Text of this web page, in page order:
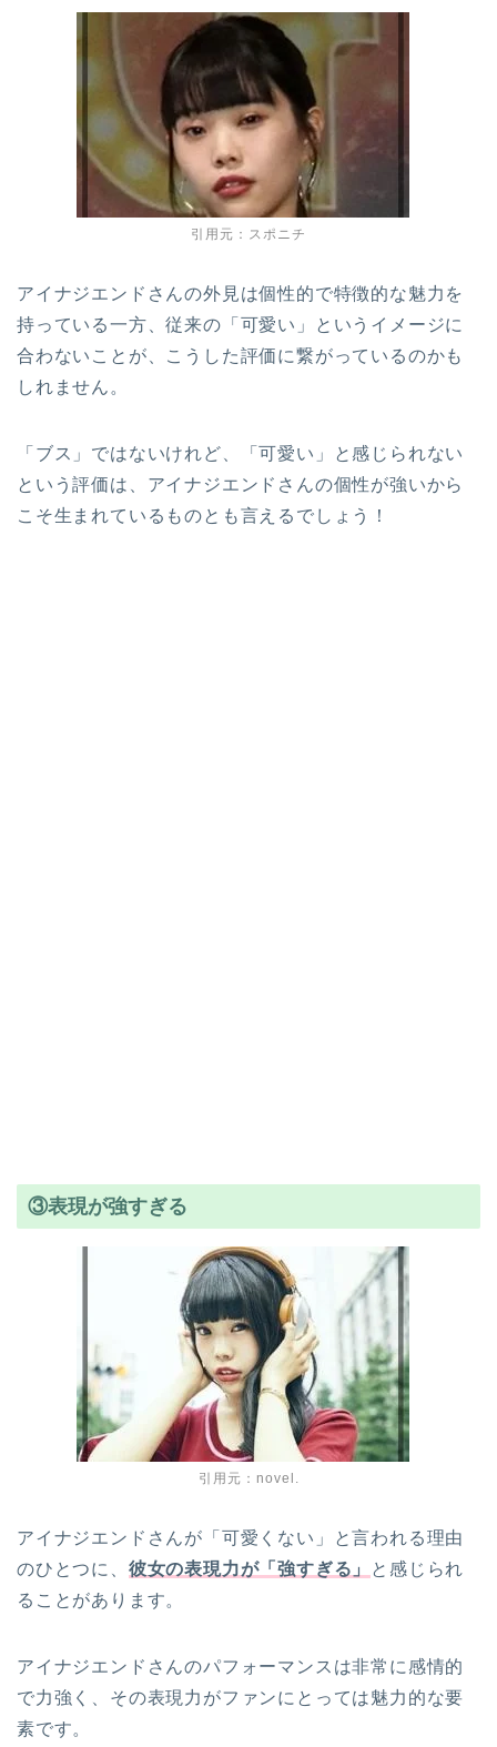
引用元：スポニチ
アイナジエンドさんの外見は個性的で特徴的な魅力を
持っている一方、従来の「可愛い」というイメージに
合わないことが、こうした評価に繋がっているのかも
しれません。
「ブス」ではないけれど、「可愛い」と感じられない
という評価は、アイナジエンドさんの個性が強いから
こそ生まれているものとも言えるでしょう！
③表現が強すぎる
引用元：novel.
アイナジエンドさんが「可愛くない」と言われる理由
のひとつに、 彼女の表現力が「強すぎる」
と感じられ
ることがあります。
アイナジエンドさんのパフォーマンスは非常に感情的
で力強く、その表現力がファンにとっては魅力的な要
素です。